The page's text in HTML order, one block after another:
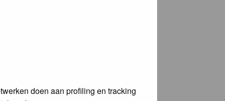
doen aan profiling en tracking